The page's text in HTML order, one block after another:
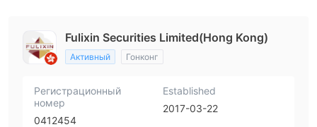
Fulixin Securities Limited(Hong Kong)
Активный Гонконг
Регистрационный
номер
0412454
Established
2017-03-22